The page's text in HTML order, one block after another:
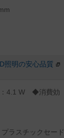
照明の安心品質
4.1 W ◆消費効
ラスチックセード